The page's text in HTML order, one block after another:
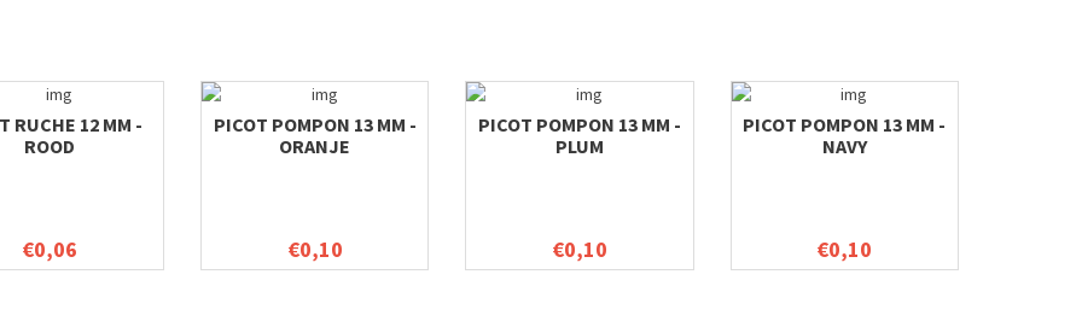
RUCHE 12 MM -
ROOD
€0,06
PICOT POMPON 13 MM -
ORANJE
€0,10
PICOT POMPON 13 MM -
PLUM
€0,10
PICOT POMPON 13 MM -
NAVY
€0,10